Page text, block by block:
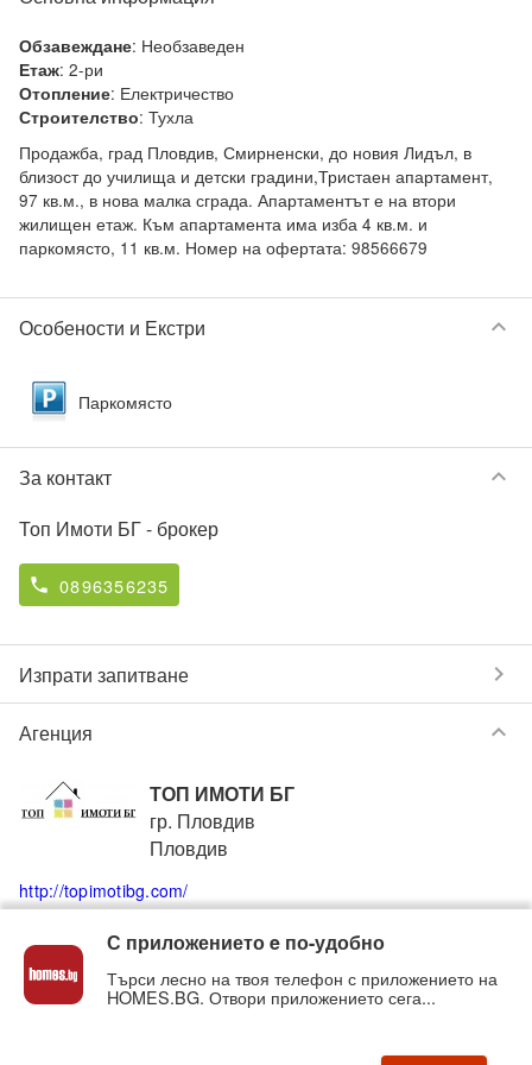
Обзавеждане: Необзаведен
Етаж: 2-ри
Отопление: Електричество
Строителство: Тухла
Продажба, град Пловдив, Смирненски, до новия Лидъл, в
близост до училища и детски градини,Тристаен апартамент,
97 кв.м., в нова малка сграда. Апартаментът е на втори
жилищен етаж. Към апартамента има изба 4 кв.м. и
паркомясто, 11 кв.м. Номер на офертата: 98566679
Особености и Екстри keyboard_arrow_down
Паркомясто
За контакт keyboard_arrow_down
Топ Имоти БГ- брокер
phone 0896356235
Изпрати запитване chevron_right
Агенция keyboard_arrow_down
ТОП ИМОТИ БГ
гр. Пловдив
Пловдив
http://topimotibg.com/
phone +359896356235 phone +35932960504
Вижте всички обяви отТОП ИМОТИ БГв homes.bg
С приложението e по-удобно
Търси лесно на твоя телефон с приложението на
HOMES.BG. Отвори приложението сега...